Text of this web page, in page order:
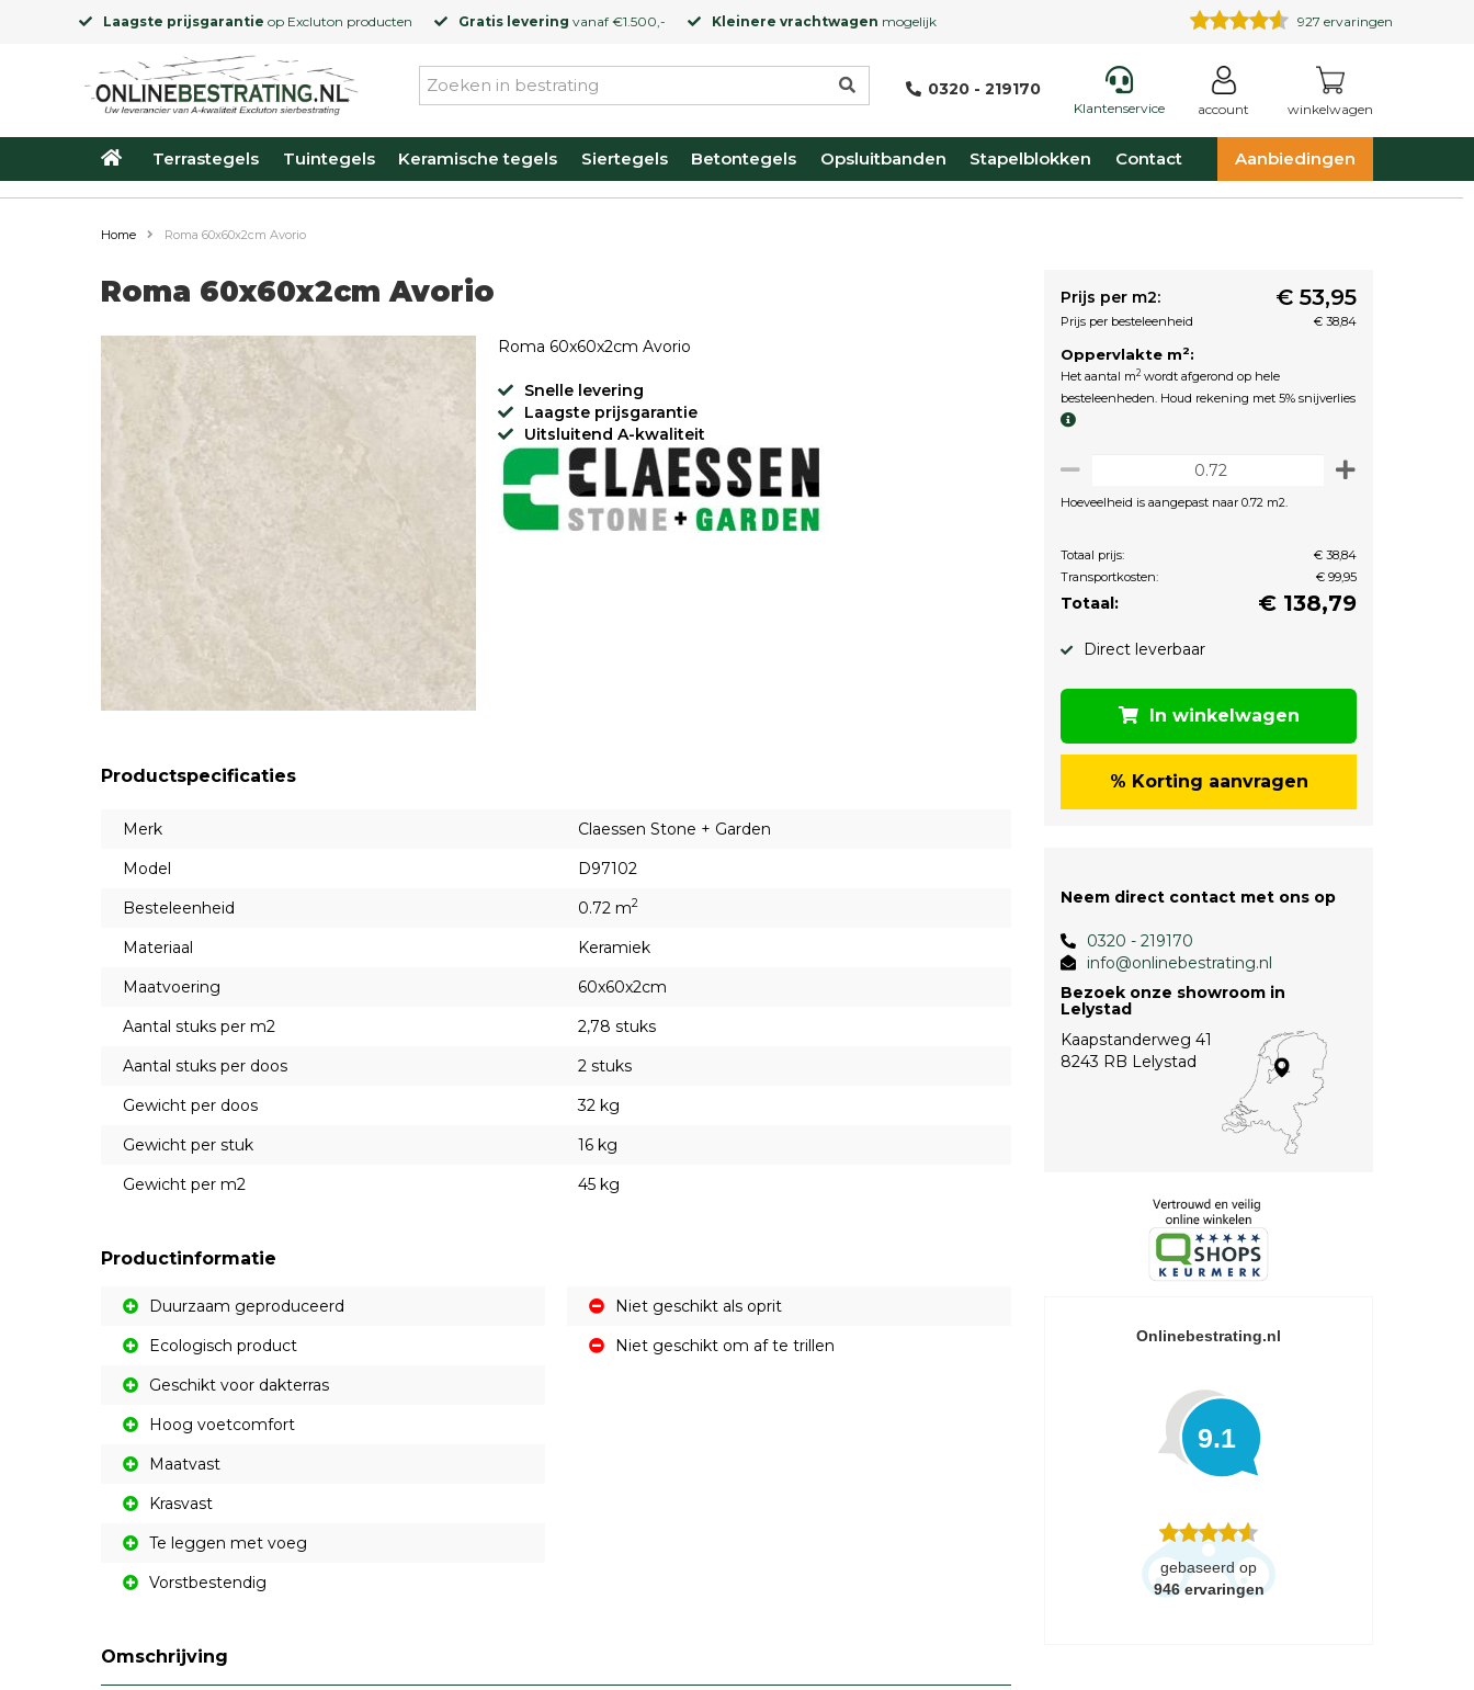
Laagste prijsgarantie op Excluton producten Gratis levering vanaf €1.500,- Kleinere vrachtwagen mogelijk 927 ervaringen
0320 - 219170
Klantenservice account winkelwagen
Terrastegels Tuintegels Keramische tegels Siertegels Betontegels Opsluitbanden Stapelblokken Contact Aanbiedingen
Home Roma 60x60x2cm Avorio
Roma 60x60x2cm Avorio
Roma 60x60x2cm Avorio
Snelle levering
Laagste prijsgarantie
Uitsluitend A-kwaliteit
Productspecificaties
Merk
Claessen Stone + Garden
Model
D97102
Besteleenheid
0.72 m2
Materiaal
Keramiek
Maatvoering
60x60x2cm
Aantal stuks per m2
2,78 stuks
Aantal stuks per doos
2 stuks
Gewicht per doos
32 kg
Gewicht per stuk
16 kg
Gewicht per m2
45 kg
Productinformatie
Duurzaam geproduceerd
Ecologisch product
Geschikt voor dakterras
Hoog voetcomfort
Maatvast
Krasvast
Te leggen met voeg
Vorstbestendig
Niet geschikt als oprit
Niet geschikt om af te trillen
Omschrijving
Prijs per m2: € 53,95
Prijs per besteleenheid € 38,84
Oppervlakte m2:
Het aantal m2 wordt afgerond op hele
besteleenheden. Houd rekening met 5% snijverlies
Hoeveelheid is aangepast naar 0.72 m2.
Totaal prijs:
€ 38,84
Transportkosten:
€ 99,95
Totaal: € 138,79
Direct leverbaar
In winkelwagen
% Korting aanvragen
Neem direct contact met ons op
0320 - 219170
info@onlinebestrating.nl
Bezoek onze showroom in
Lelystad
Kaapstanderweg 41
8243 RB Lelystad
Onlinebestrating.nl
9.1
gebaseerd op
946 ervaringen